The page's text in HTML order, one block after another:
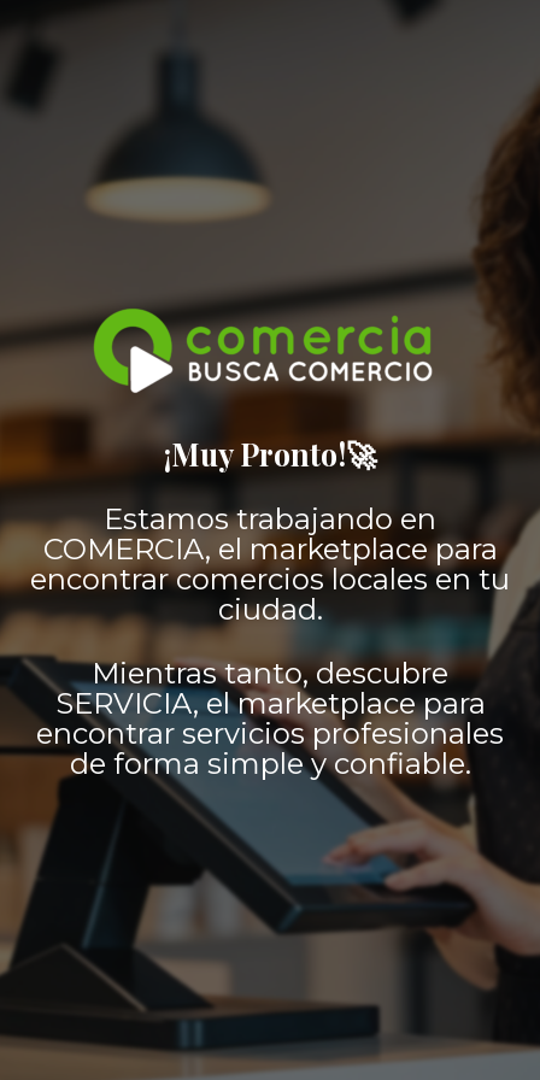
¡Muy Pronto!🚀
Estamos trabajando en
COMERCIA, el marketplace para
encontrar comercios locales en tu
ciudad.
Mientras tanto, descubre
SERVICIA, el marketplace para
encontrar servicios profesionales
de forma simple y confiable.